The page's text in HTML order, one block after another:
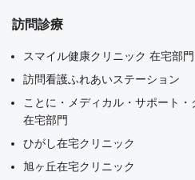
訪問診療
スマイル健康クリニック 在宅部門
訪問看護ふれあいステーション
ことに・メディカル・サポート・
在宅部門
ひがし在宅クリニック
旭ヶ丘在宅クリニック